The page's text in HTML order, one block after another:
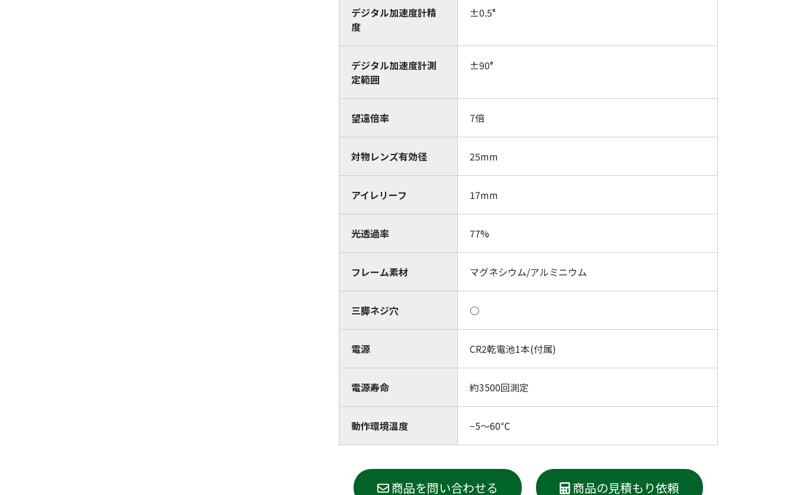
デジタル加速度計精
度
±0.5°
デジタル加速度計測
定範囲
±90°
望遠倍率 7倍
対物レンズ有効径 25mm
アイレリーフ 17mm
光透過率 77%
フレーム素材 マグネシウム/アルミニウム
三脚ネジ穴 ○
電源 CR2乾電池1本(付属)
電源寿命 約3500回測定
動作環境温度 −5～60℃
商品を問い合わせる 商品の見積もり依頼